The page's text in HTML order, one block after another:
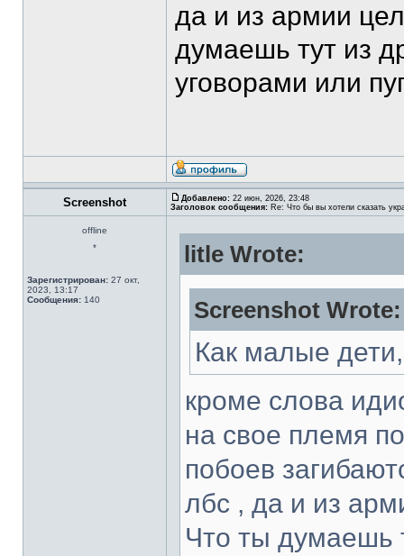
да и из армии
думаешь тут из
уговорами или
Screenshot Добавлено: 22 июн, 2026, 23:48
Заголовок сообщения: Re: Что бы вы хотели сказать
offline
*
Зарегистрирован: 27 окт,
2023, 13:17
Сообщения: 140
litle Wrote:
Screenshot Wrote:
Как малые
кроме слова
на свое племя
побоев
лбс , да и из
Что ты думаешь